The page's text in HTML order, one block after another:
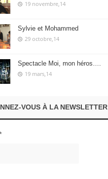
19 novembre,14
Sylvie et Mohammed
29 octobre,14
Spectacle Moi, mon héros….
19 mars,14
VOUS À LA NEWSLETTER